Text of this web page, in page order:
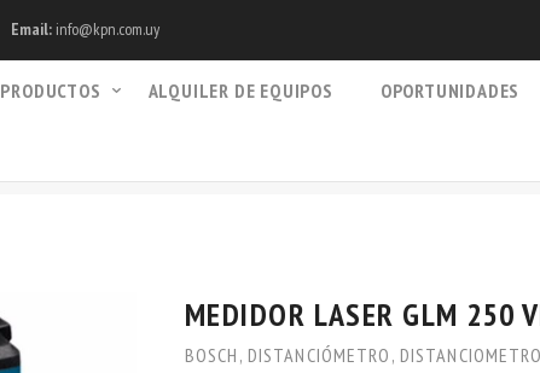
Email: info@kpn.com.uy
PRODUCTOS ALQUILER DE EQUIPOS OPORTUNIDADES
MEDIDOR LASER GLM 250
BOSCH , DISTANCIÓMETRO ,